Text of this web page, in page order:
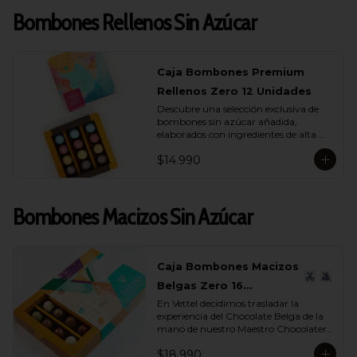
Bombones Rellenos Sin Azúcar
Caja Bombones Premium
Rellenos Zero 12 Unidades
Descubre una selección exclusiva de
bombones sin azúcar añadida,
elaborados con ingredientes de alta
calidad y rellenos suaves que realzan
cada capa de sabor.
indulgencia equilibrada, donde el
cacao es protagonista y cada textura
La colección incluye una cuidada
variedad de sabores (endulzados con
alulosa): maracuyá, avellana,
caramelo y leche, donde cada bombón
ofrece una experiencia distinta.
Rellenos cremosos, notas profundas de
ingredientes nobles, no de azúcares
$14.990
Bombones Macizos Sin Azúcar
Caja Bombones Macizos
Belgas Zero 16
Unidades
En Vettel decidimos trasladar la
experiencia del Chocolate Belga de la
mano de nuestro Maestro Chocolatero
para crear estas piezas de bombones
macizos sin azúcar añadida de